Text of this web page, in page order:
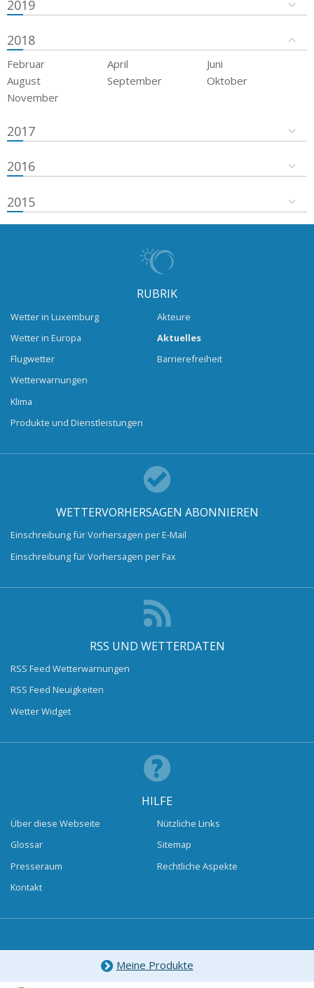
2019
2018
Februar April
Juni
August
September
Oktober
November
2017
2016
2015
RUBRIK
Wetter in Luxemburg
Wetter in Europa
Flugwetter
Wetterwarnungen
Klima
Produkte und Dienstleistungen
Akteure
Aktuelles
Barrierefreiheit
WETTERVORHERSAGEN ABONNIEREN
Einschreibung für Vorhersagen per E-Mail
Einschreibung für Vorhersagen per Fax
RSS UND WETTERDATEN
RSS Feed Wetterwarnungen
RSS Feed Neuigkeiten
Wetter Widget
HILFE
Über diese Webseite
Glossar
Presseraum
Kontakt
Nützliche Links
Sitemap
Rechtliche Aspekte
Meine Produkte